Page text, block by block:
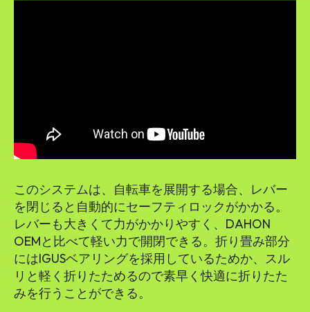
このシステムは、自転車を展開する場合、レバー
を閉じると自動的にセーフティロックがかかる。
レバーも大きくて力がかかりやすく、DAHON
OEMと比べて軽い力で開閉できる。折り畳み部分
にはIGUSベアリングを採用しているためか、スル
リと軽く折りたためるので素早く快適に折りたた
みを行うことができる。